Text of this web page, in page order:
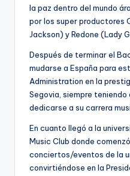
la paz dentro del mundo
por los super productores
Jackson) y Redone (Lady
Después de terminar el
mudarse a España para
Administration en la
Segovia, siempre teniendo
dedicarse a su carrera
En cuanto llegó a la
Music Club donde
conciertos/eventos de la
convirtiéndose en la